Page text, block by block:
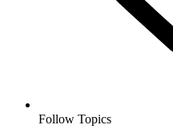
Follow Topics